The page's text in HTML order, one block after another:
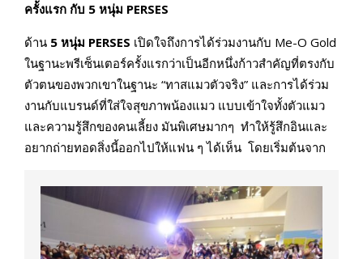
ครั้งแรก กับ 5 หนุ่ม PERSES
ด้าน 5 หนุ่ม PERSES เปิดใจถึงการได้ร่วมงานกับ Me-O Gold
ในฐานะพรีเซ็นเตอร์ครั้งแรกว่าเป็นอีกหนึ่งก้าวสำคัญที่ตรงกับ
ตัวตนของพวกเขาในฐานะ “ทาสแมวตัวจริง” และการได้ร่วม
งานกับแบรนด์ที่ใส่ใจสุขภาพน้องแมว แบบเข้าใจทั้งตัวแมว
และความรู้สึกของคนเลี้ยง มันพิเศษมากๆ ทำให้รู้สึกอินและ
อยากถ่ายทอดสิ่งนี้ออกไปให้แฟน ๆ ได้เห็น โดยเริ่มต้นจาก